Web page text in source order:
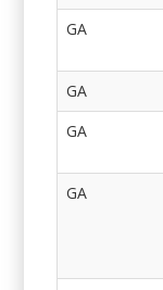
GA
GA
GA
GA